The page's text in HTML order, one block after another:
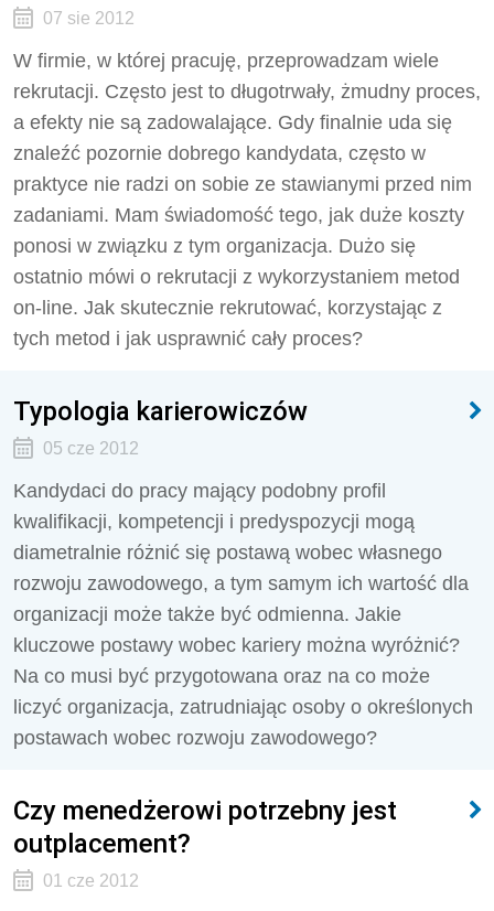
07 sie 2012
W firmie, w której pracuję, przeprowadzam wiele
rekrutacji. Często jest to długotrwały, żmudny proces,
a efekty nie są zadowalające. Gdy finalnie uda się
znaleźć pozornie dobrego kandydata, często w
praktyce nie radzi on sobie ze stawianymi przed nim
zadaniami. Mam świadomość tego, jak duże koszty
ponosi w związku z tym organizacja. Dużo się
ostatnio mówi o rekrutacji z wykorzystaniem metod
on-line. Jak skutecznie rekrutować, korzystając z
tych metod i jak usprawnić cały proces?
Typologia karierowiczów
05 cze 2012
Kandydaci do pracy mający podobny profil
kwalifikacji, kompetencji i predyspozycji mogą
diametralnie różnić się postawą wobec własnego
rozwoju zawodowego, a tym samym ich wartość dla
organizacji może także być odmienna. Jakie
kluczowe postawy wobec kariery można wyróżnić?
Na co musi być przygotowana oraz na co może
liczyć organizacja, zatrudniając osoby o określonych
postawach wobec rozwoju zawodowego?
Czy menedżerowi potrzebny jest
outplacement?
01 cze 2012